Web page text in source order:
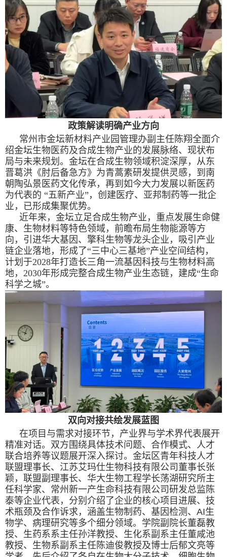
政策解读明确产业方向
常州市金坛新材料产业园管理办副主任陈翔全面介
绍金坛生物医药及合成生物产业的发展脉络、现状布
局与未来规划。金坛在合成生物领域积淀深厚，从东
晋葛洪《肘后备急方》为青蒿素研发提供灵感，到南
朝陶弘景医药文化传承，再到如今大力发展以新医药
为代表的 “五新产业”，创建医疗、亚邦制药等一批企
业，已形成集聚优势。
近年来，金坛立足合成生物产业，重点发展生命健
康、生物材料等特色领域，前瞻布局生物能源等方
向，引进华大基因、擎科生物等龙头企业，吸引产业
链企业落地，形成了“三中心三基地”产业空间结构，
计划于2028年打造长三角一流基因科技与生物材料高
地， 2030年形成完整合成生物产业生态链，建成“生命
科学之城”。
双向对接共绘发展蓝图
在项目与需求对接环节，产业界与学术界代表展开
精准对话。双方围绕具体技术问题、合作模式、人才
联合培养等议题展开深入探讨。金坛区青年科技人才
联盟理事长、江苏艾玛仕生物科技有限公司董事长张
颖，联盟副理事长、华大生物工程学长荡湖研究所主
任科学家、常州新一产生命科技有限公司研发总监陈
泰等企业代表，分别介绍了企业的核心项目进展、技
术瓶颈及合作诉求，涵盖生物制药、基因检测、 AI生
物学、病理研究等多个细分领域。学院副院长董磊教
授、生药系系主任孙洋教授、生化系副系主任董咸池
教授、生物系副系主任陈迪俊教授及博士后郁文亮等